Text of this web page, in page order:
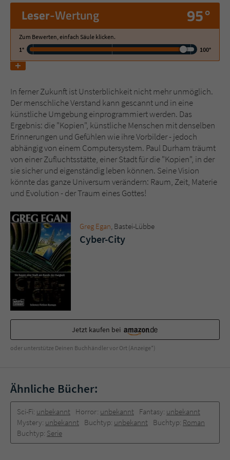
Leser-Wertung 95°
Zum Bewerten, einfach Säule klicken.
1°
100°
In ferner Zukunft ist Unsterblichkeit nicht mehr unmöglich.
Der menschliche Verstand kann gescannt und in eine
künstliche Umgebung einprogrammiert werden. Das
Ergebnis: die "Kopien", künstliche Menschen mit denselben
Erinnerungen und Gefühlen wie ihre Vorbilder - jedoch
abhängig von einem Computersystem. Paul Durham träumt
von einer Zufluchtsstätte, einer Stadt für die "Kopien", in der
sie sicher und eigenständig leben können. Seine Vision
könnte das ganze Universum verändern: Raum, Zeit, Materie
und Evolution - der Traum eines Gottes!
Greg Egan, Bastei-Lübbe
Cyber-City
Jetzt kaufen bei
oder unterstütze Deinen Buchhändler vor Ort (Anzeige*)
Ähnliche Bücher:
Sci-Fi: unbekannt Horror: unbekannt Fantasy: unbekannt
Mystery: unbekannt Buchtyp: unbekannt Buchtyp: Roman
Buchtyp: Serie
tx_pwcomments_ahash
Anbieter Literatur-Couch Medien GmbH & Co. KG
Laufzeit
Zweck Cookie für Kommentare einzelner Buchtitel
Name fe_typo_user
Anbieter Literatur-Couch Medien GmbH & Co. KG
Laufzeit Session
Zweck
Dieses Cookie gewährleistet die
Benutzer. Es wird benötigt um z. B. den
Sicherheitscode des Kontaktformulars zu
überprüfen.